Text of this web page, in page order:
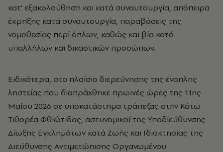
κατ’ εξακολούθηση και κατά συναυτουργία, απόπειρα
έκρηξης κατά συναυτουργία, παραβάσεις της
νομοθεσίας περί όπλων, καθώς και βία κατά
υπαλλήλων και δικαστικών προσώπων.
Ειδικότερα, στο πλαίσιο διερεύνησης της ένοπλης
ληστείας που διαπράχθηκε πρωινές ώρες της 11ης
Μαΐου 2026 σε υποκατάστημα τράπεζας στην Κάτω
Τιθορέα Φθιώτιδας, αστυνομικοί της Υποδιεύθυνσης
Δίωξης Εγκλημάτων κατά Ζωής και Ιδιοκτησίας της
Διεύθυνσης Αντιμετώπισης Οργανωμένου